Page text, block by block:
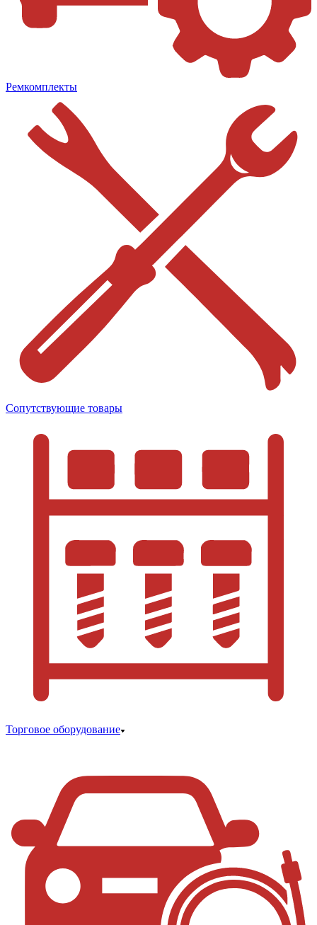
Ремкомплекты
Сопутствующие товары
Торговое оборудование